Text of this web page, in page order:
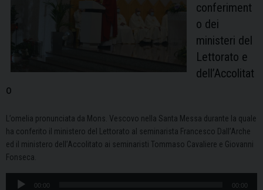
conferiment
o dei
ministeri del
Lettorato e
dell’Accolitat
o
L’omelia pronunciata da Mons. Vescovo nella Santa Messa durante la quale
ha conferito il ministero del Lettorato al seminarista Francesco Dall’Arche
ed il ministero dell’Accolitato ai seminaristi Tommaso Cavaliere e Giovanni
Fonseca.
Audio
00:00 00:00